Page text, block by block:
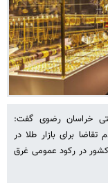
خراسان رضوی گفت:
برای بازار طلا در
کشور در رکود عمومی غرق